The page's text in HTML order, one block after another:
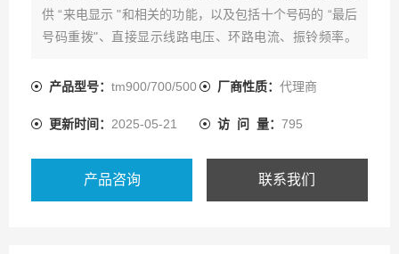
供 “来电显示 "和相关的功能，以及包括十个号码的 “最后
号码重拨"、直接显示线路电压、环路电流、振铃频率。
们!
产品型号： tm900/700/500 厂商性质： 代理商
更新时间： 2025-05-21 访 问 量： 795
产品咨询 联系我们